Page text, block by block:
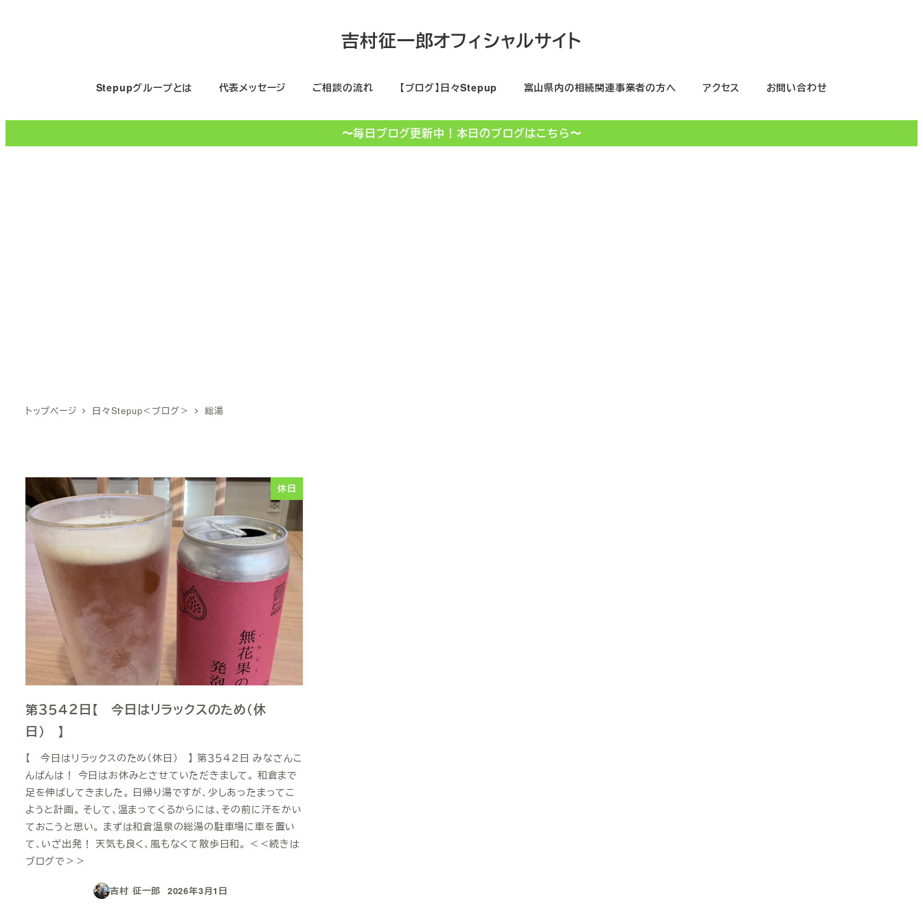
ツ
吉村征一郎オフィシャルサイト
Stepupグループとは 代表メッセージ ご相談の流れ 【ブログ】日々Stepup 富山県内の相続関連事業者の方へ アクセス お問い合わせ
〜毎日ブログ更新中！本日のブログはこちら〜
トップページ 日々Stepup＜ブログ＞ 総湯
休日
第３５４２日【 今日はリラックスのため（休
日） 】
【 今日はリラックスのため（休日） 】 第３５４２日 みなさんこ
んばんは！ 今日はお休みとさせていただきまして。 和倉まで
足を伸ばしてきました。 日帰り湯ですが、少しあったまってこ
ようと計画。 そして、温まってくるからには、その前に汗をかい
ておこうと思い。 まずは和倉温泉の総湯の駐車場に車を置い
て、いざ出発！ 天気も良く、風もなくて散歩日和。 ＜＜続きは
ブログで＞＞
吉村 征一郎
投稿日
2026年3月1日